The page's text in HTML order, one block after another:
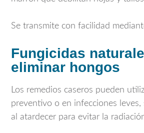
Se transmite con facilidad
Fungicidas
eliminar hongos
Los remedios caseros pueden
preventivo o en infecciones leves,
al atardecer para evitar la